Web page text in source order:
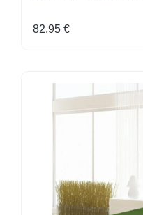
Regulärer Preis:
82,95 €